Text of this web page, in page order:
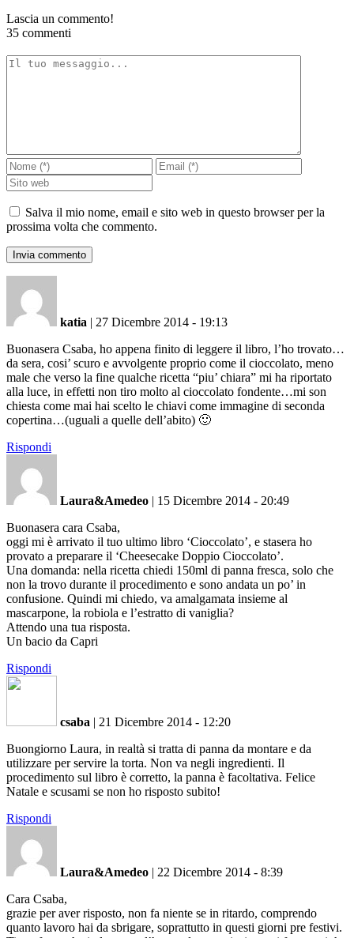
Lascia un commento!
35 commenti
Salva il mio nome, email e sito web in questo browser per la
prossima volta che commento.
katia | 27 Dicembre 2014 - 19:13
Buonasera Csaba, ho appena finito di leggere il libro, l’ho trovato…
da sera, cosi’ scuro e avvolgente proprio come il cioccolato, meno
male che verso la fine qualche ricetta “piu’ chiara” mi ha riportato
alla luce, in effetti non tiro molto al cioccolato fondente…mi son
chiesta come mai hai scelto le chiavi come immagine di seconda
copertina…(uguali a quelle dell’abito) 🙂
Rispondi
Laura&Amedeo | 15 Dicembre 2014 - 20:49
Buonasera cara Csaba,
oggi mi è arrivato il tuo ultimo libro ‘Cioccolato’, e stasera ho
provato a preparare il ‘Cheesecake Doppio Cioccolato’.
Una domanda: nella ricetta chiedi 150ml di panna fresca, solo che
non la trovo durante il procedimento e sono andata un po’ in
confusione. Quindi mi chiedo, va amalgamata insieme al
mascarpone, la robiola e l’estratto di vaniglia?
Attendo una tua risposta.
Un bacio da Capri
Rispondi
csaba | 21 Dicembre 2014 - 12:20
Buongiorno Laura, in realtà si tratta di panna da montare e da
utilizzare per servire la torta. Non va negli ingredienti. Il
procedimento sul libro è corretto, la panna è facoltativa. Felice
Natale e scusami se non ho risposto subito!
Rispondi
Laura&Amedeo | 22 Dicembre 2014 - 8:39
Cara Csaba,
grazie per aver risposto, non fa niente se in ritardo, comprendo
quanto lavoro hai da sbrigare, soprattutto in questi giorni pre festivi.